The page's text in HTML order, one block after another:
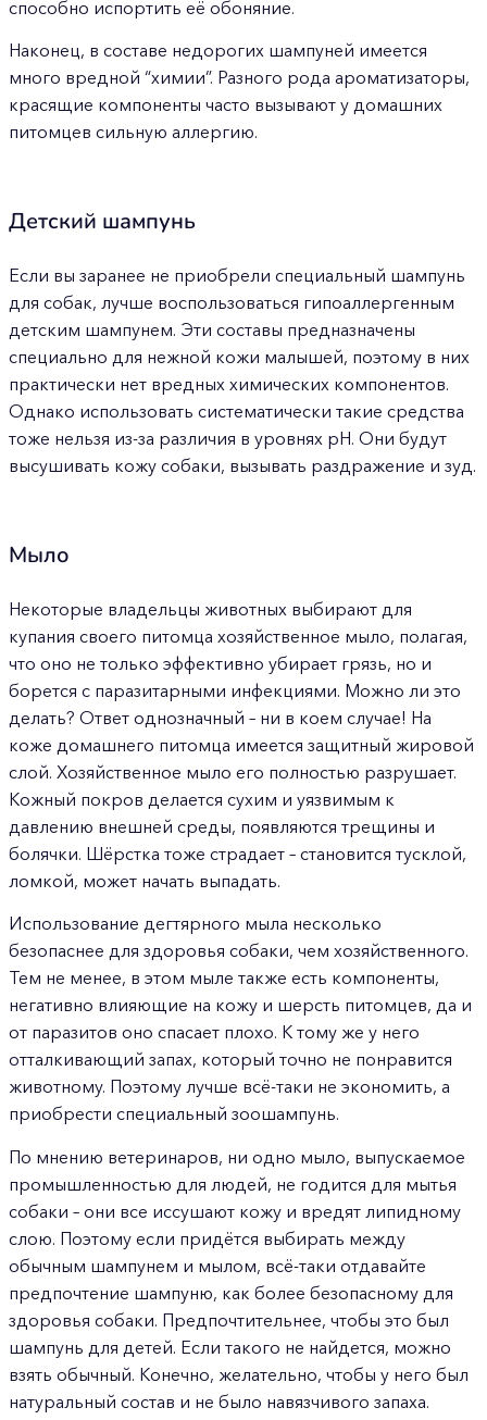
способно испортить её обоняние.
Наконец, в составе недорогих шампуней имеется
много вредной “химии”. Разного рода ароматизаторы,
красящие компоненты часто вызывают у домашних
питомцев сильную аллергию.
Детский шампунь
Если вы заранее не приобрели специальный шампунь
для собак, лучше воспользоваться гипоаллергенным
детским шампунем. Эти составы предназначены
специально для нежной кожи малышей, поэтому в них
практически нет вредных химических компонентов.
Однако использовать систематически такие средства
тоже нельзя из-за различия в уровнях pH. Они будут
высушивать кожу собаки, вызывать раздражение и зуд.
Мыло
Некоторые владельцы животных выбирают для
купания своего питомца хозяйственное мыло, полагая,
что оно не только эффективно убирает грязь, но и
борется с паразитарными инфекциями. Можно ли это
делать? Ответ однозначный – ни в коем случае! На
коже домашнего питомца имеется защитный жировой
слой. Хозяйственное мыло его полностью разрушает.
Кожный покров делается сухим и уязвимым к
давлению внешней среды, появляются трещины и
болячки. Шёрстка тоже страдает – становится тусклой,
ломкой, может начать выпадать.
Использование дегтярного мыла несколько
безопаснее для здоровья собаки, чем хозяйственного.
Тем не менее, в этом мыле также есть компоненты,
негативно влияющие на кожу и шерсть питомцев, да и
от паразитов оно спасает плохо. К тому же у него
отталкивающий запах, который точно не понравится
животному. Поэтому лучше всё-таки не экономить, а
приобрести специальный зоошампунь.
По мнению ветеринаров, ни одно мыло, выпускаемое
промышленностью для людей, не годится для мытья
собаки – они все иссушают кожу и вредят липидному
слою. Поэтому если придётся выбирать между
обычным шампунем и мылом, всё-таки отдавайте
предпочтение шампуню, как более безопасному для
здоровья собаки. Предпочтительнее, чтобы это был
шампунь для детей. Если такого не найдется, можно
взять обычный. Конечно, желательно, чтобы у него был
натуральный состав и не было навязчивого запаха.